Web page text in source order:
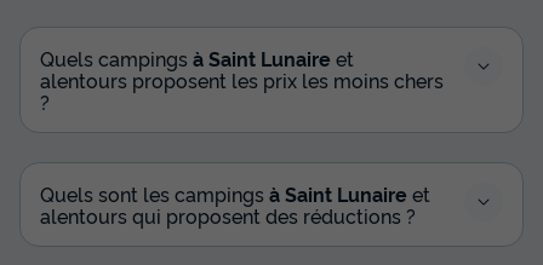
Quels campings à Saint Lunaire et
alentours proposent les prix les moins chers
?
Quels sont les campings à Saint Lunaire et
alentours qui proposent des réductions ?